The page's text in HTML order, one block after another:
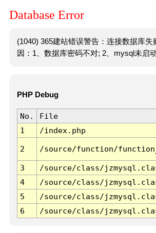
Database Error
(1040) 365建站错误警告：连接数据库失
因：1、数据库密码不对; 2、mysql未启动
PHP Debug
No. File
1
/index.php
2 /source/function/
3 /source/class/
4
/source/class/
5
/source/class/
6
/source/class/